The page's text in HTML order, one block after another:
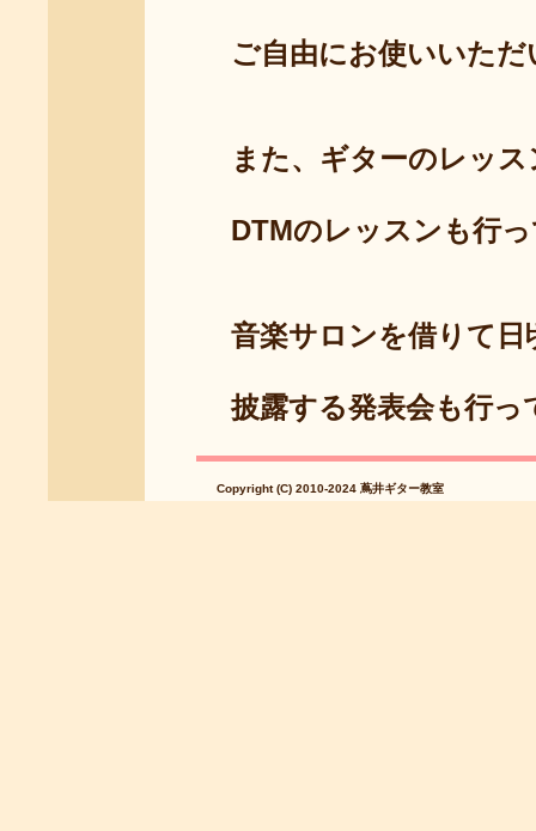
ご自由にお使いいただ
また、ギターのレッスン
DTMのレッスンも行っ
音楽サロンを借りて日
披露する発表会も行っ
Copyright (C) 2010-2024 蔦井ギター教室